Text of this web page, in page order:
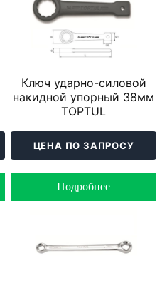
Ключ ударно-силовой
накидной упорный 38мм
TOPTUL
ЦЕНА ПО ЗАПРОСУ
Подробнее